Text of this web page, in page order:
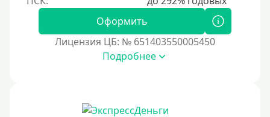
Без СНИЛСа
По паспорту
Без подтверждения дохода
Оформить
Лицензия ЦБ: № 651403550005450
Подробнее